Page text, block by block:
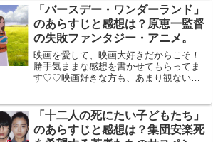
分）ビートルズの存在しない世界に行っ
たシ...
「バースデー・ワンダーランド」
のあらすじと感想は？原恵一監督
の失敗ファンタジー・アニメ。
映画を愛して、映画大好きだからこそ！
勝手気ままな感想を書かせてもらってま
す♡♡映画好きな方も、あまり観ない方
分）原恵一監督の失敗ファンタジー・ア
ニメ。...
「十二人の死にたい子どもたち」
のあらすじと感想は？集団安楽死